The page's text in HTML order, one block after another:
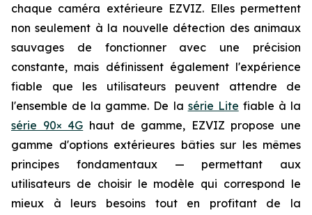
chaque caméra extérieure EZVIZ. Elles permettent
non seulement à la nouvelle détection des animaux
sauvages de fonctionner avec une précision
constante, mais définissent également l'expérience
fiable que les utilisateurs peuvent attendre de
l'ensemble de la gamme. De la série Lite fiable à la
série 90× 4G haut de gamme, EZVIZ propose une
gamme d'options extérieures bâties sur les mêmes
principes fondamentaux — permettant aux
utilisateurs de choisir le modèle qui correspond le
mieux à leurs besoins tout en profitant de la